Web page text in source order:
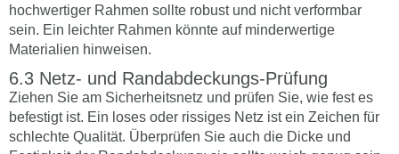
hochwertiger Rahmen sollte robust und nicht verformbar
sein. Ein leichter Rahmen könnte auf minderwertige
Materialien hinweisen.
Netz- und Randabdeckungs-Prüfung
Ziehen Sie am Sicherheitsnetz und prüfen Sie, wie fest es
befestigt ist. Ein loses oder rissiges Netz ist ein Zeichen für
schlechte Qualität. Überprüfen Sie auch die Dicke und